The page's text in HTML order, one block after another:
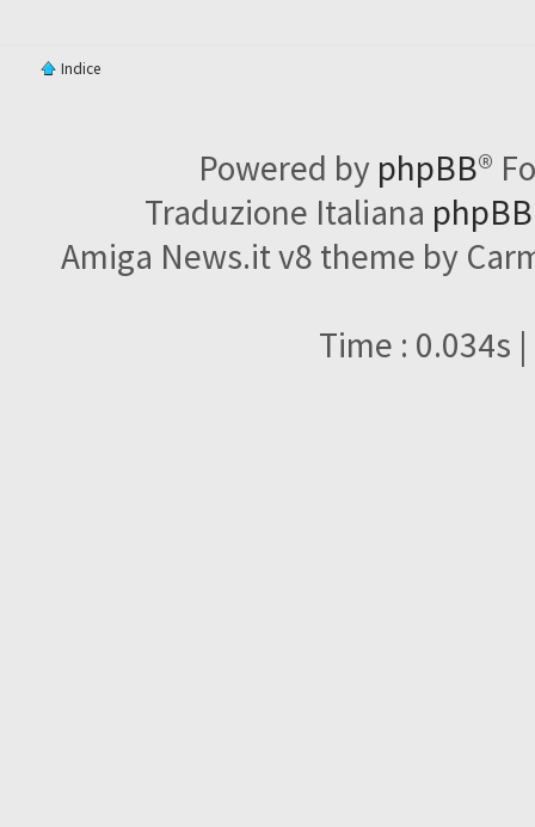
Indice
Powered by phpBB®
Traduzione Italiana
Amiga News.it v8 theme by
Time : 0.034s